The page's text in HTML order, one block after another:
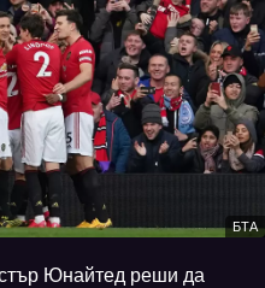
БТА
Юнайтед реши да